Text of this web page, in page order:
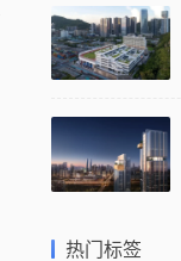
热门标签